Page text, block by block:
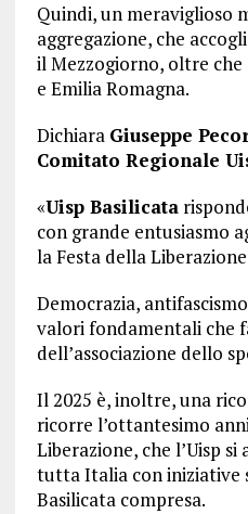
Quindi, un meraviglioso
aggregazione, che
il Mezzogiorno, oltre che
e Emilia Romagna.
Dichiara Giuseppe
Comitato Regionale
«Uisp Basilicata
con grande entusiasmo
la Festa della
Democrazia,
valori fondamentali che
dell’associazione dello
Il 2025 è, inoltre, una
ricorre l’ottantesimo
Liberazione, che l’Uisp
tutta Italia con iniziative
Basilicata compresa.